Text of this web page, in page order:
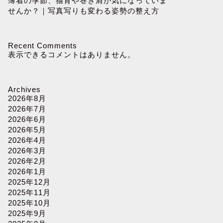
せんか？｜写真写りも変わる姿勢の整え方
Recent Comments
表示できるコメントはありません。
Archives
2026年8月
2026年7月
2026年6月
2026年5月
2026年4月
2026年3月
2026年2月
2026年1月
2025年12月
2025年11月
2025年10月
2025年9月